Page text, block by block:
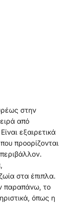
στην
από
εξαιρετικά
προορίζονται
στα έπιπλα.
παραπάνω, το
όπως η